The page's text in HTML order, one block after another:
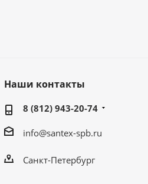
Наши контакты
8 (812) 943-20-74
info@santex-spb.ru
Санкт-Петербург